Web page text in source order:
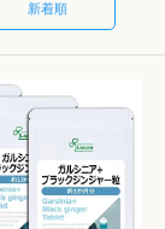
新着順